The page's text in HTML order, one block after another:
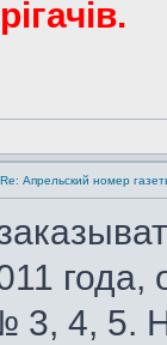
Re: Апрельский номер
года,
4, 5.